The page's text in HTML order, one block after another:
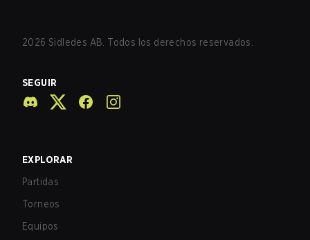
2026 Sidledes AB. Todos los derechos reservados.
SEGUIR
EXPLORAR
Partidas
Torneos
Equipos